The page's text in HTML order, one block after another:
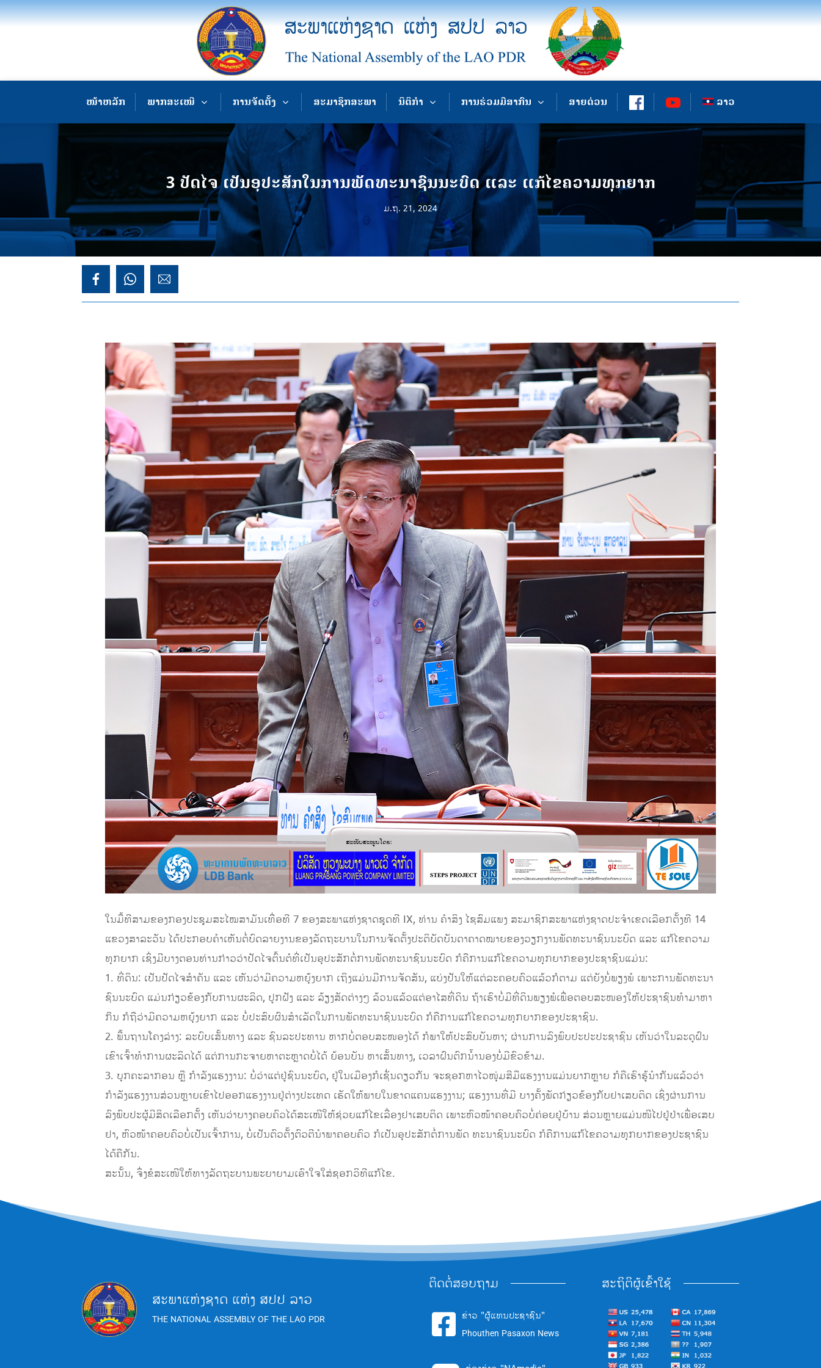
ໜ້າຫລັກ ພາກສະເໜີ ການຈັດຕັ້ງ ສະມາຊິກສະພາ ນິຕິກຳ ການຮ່ວມມືສາກົນ ສາຍດ່ວນ ລາວ
3 ປັດໄຈ ເປັນອຸປະສັກໃນການພັດທະນາຊົນນະບົດ ແລະ ແກ້ໄຂຄວາມທຸກຍາກ
ມ.ຖ. 21, 2024
ໃນມື້ທີສາມຂອງກອງປະຊຸມສະໄໝສາມັນເທື່ອທີ 7 ຂອງສະພາແຫ່ງຊາດຊຸດທີ IX, ທ່ານ ຄໍາສິງ ໄຊສົມແພງ ສະມາຊິກສະພາແຫ່ງຊາດປະຈໍາເຂດເລືອກຕັ້ງທີ 14
ແຂວງສາລະວັນ ໄດ້ປະກອບຄໍາເຫັນຕໍ່ບົດລາຍງານຂອງລັດຖະບານໃນການຈັດຕັ້ງປະຕິບັດບັນດາຄາດໝາຍຂອງວຽກງານພັດທະນາຊົນນະບົດ ແລະ ແກ້ໄຂຄວາມ
ທຸກຍາກ ເຊິ່ງມີບາງຕອນທ່ານກ່າວວ່າປັດໄຈຕົ້ນຕໍທີ່ເປັນອຸປະສັກຕໍ່ການພັດທະນາຊົນນະບົດ ກໍຄືການແກ້ໄຂຄວາມທຸກຍາກຂອງປະຊາຊົນແມ່ນ:
1. ທີ່ດິນ: ເປັນປັດໄຈສໍາຄັນ ແລະ ເຫັນວ່າມີຄວາມຫຍຸ້ງຍາກ ເຖິງແມ່ນມີການຈັດສັນ, ແບ່ງປັນໃຫ້ແຕ່ລະຄອບຄົວແລ້ວກໍຕາມ ແຕ່ຍັງບໍ່ພຽງພໍ ເພາະການພັດທະນາ
ຊົນນະບົດ ແມ່ນກ່ຽວຂ້ອງກັບການຜະລິດ, ປູກຝັງ ແລະ ລ້ຽງສັດຕ່າງໆ ລ້ວນແລ້ວແຕ່ອາໄສທີ່ດິນ ຖ້າເຮົາບໍ່ມີທີ່ດິນພຽງພໍເພື່ອຕອບສະໜອງໃຫ້ປະຊາຊົນທໍາມາຫາ
ກິນ ກໍຖືວ່າມີຄວາມຫຍຸ້ງຍາກ ແລະ ບໍ່ປະສົບຜົນສໍາເລັດໃນການພັດທະນາຊົນນະບົດ ກໍຄືການແກ້ໄຂຄວາມທຸກຍາກຂອງປະຊາຊົນ.
2. ພື້ນຖານໂຄງລ່າງ: ລະບົບເສັ້ນທາງ ແລະ ຊົນລະປະທານ ຫາກບໍ່ຕອບສະໜອງໄດ້ ກໍພາໃຫ້ປະສົບບັນຫາ; ຜ່ານການລົງພົບປະປະປະຊາຊົນ ເຫັນວ່າໃນລະດູຝົນ
ເຂົາເຈົ້າທໍາການຜະລິດໄດ້ ແຕ່ການກະຈາຍຫາຕະຫຼາດບໍ່ໄດ້ ຍ້ອນບັນ ຫາເສັ້ນທາງ, ເວລາຝົນຕົກນໍ້ານອງບໍ່ມີຂົວຂ້າມ.
3. ບຸກຄະລາກອນ ຫຼື ກໍາລັງແຮງງານ: ບໍ່ວ່າແຕ່ຢູ່ຊົນນະບົດ, ຢູ່ໃນເມືອງກໍເຊັ່ນດຽວກັນ ຈະຊອກຫາໄວໜຸ່ມສີມືແຮງງານແມ່ນຍາກຫຼາຍ ກໍຄືເຮົາຮູ້ນໍາກັນແລ້ວວ່າ
ກໍາລັງແຮງງານສ່ວນຫຼາຍເຂົາໄປອອກແຮງງານຢູ່ຕ່າງປະເທດ ເຮັດໃຫ້ພາຍໃນຂາດແຄນແຮງງານ; ແຮງງານທີ່ມີ ບາງຄັ້ງພັດກ່ຽວຂ້ອງກັບຢາເສບຕິດ ເຊິ່ງຜ່ານການ
ລົງພົບປະຜູ້ມີສິດເລືອກຕັ້ງ ເຫັນວ່າບາງຄອບຄົວໄດ້ສະເໜີໃຫ້ຊ່ວຍແກ້ໄຂເລື່ອງຢາເສບຕິດ ເພາະຫົວໜ້າຄອບຄົວບໍ່ຄ່ອຍຢູ່ບ້ານ ສ່ວນຫຼາຍແມ່ນໜີໄປຢູ່ປ່າເພື່ອເສບ
ຢາ, ຫົວໜ້າຄອບຄົວບໍ່ເປັນເຈົ້າການ, ບໍ່ເປັນຕົວຕັ້ງຕົວຕີນໍາພາຄອບຄົວ ກໍເປັນອຸປະສັກຕໍ່ການພັດ ທະນາຊົນນະບົດ ກໍຄືການແກ້ໄຂຄວາມທຸກຍາກຂອງປະຊາຊົນ
ໄດ້ຄືກັນ.
ສະນັ້ນ, ຈຶ່ງຂໍສະເໜີໃຫ້ທາງລັດຖະບານພະຍາຍາມເອົາໃຈໃສ່ຊອກວິທີແກ້ໄຂ.
ສະພາແຫ່ງຊາດ ແຫ່ງ ສປປ ລາວ
THE NATIONAL ASSEMBLY OF THE LAO PDR
ຕິດຕໍ່ສອບຖາມ
 ຂ່າວ "ຜູ້ແທນປະຊາຊົນ"
Phouthen Pasaxon News
ສະຖິຕິຜູ້ເຂົ້າໃຊ້